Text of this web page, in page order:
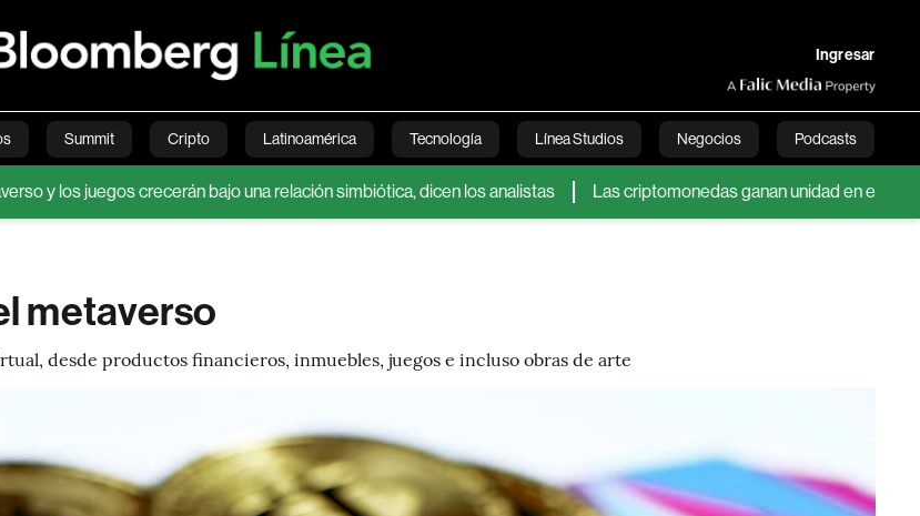
Ingresar
Summit Cripto Latinoamérica Tecnología Línea Studios Negocios Podcasts
Economía Estilo de vida Mundo Videos English
crecerán bajo una relación simbiótica, dicen los analistas Las criptomonedas ganan unidad en el Ministerio
metaverso
desde productos financieros, inmuebles, juegos e incluso obras de arte